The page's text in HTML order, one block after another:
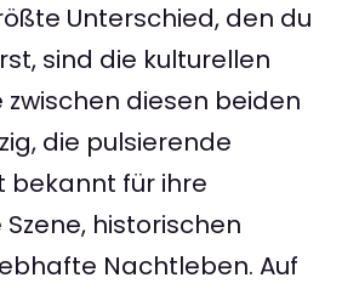
Unterschied, den du
sind die kulturellen
diesen beiden
die pulsierende
bekannt für ihre
historischen
Nachtleben. Auf